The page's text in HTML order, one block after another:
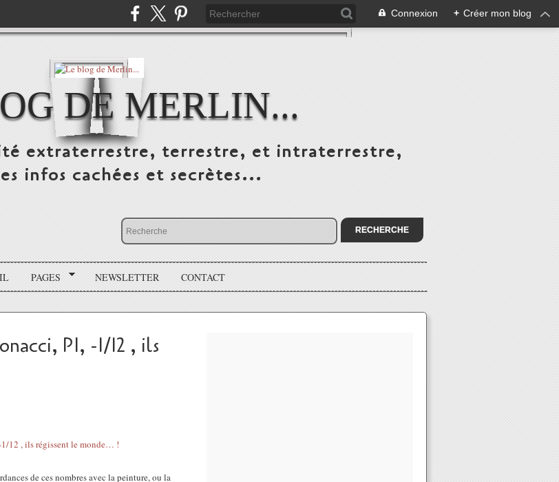
Connexion + Créer mon blog
DE MERLIN...
extraterrestre, terrestre, et intraterrestre,
infos cachées et secrètes...
PAGES NEWSLETTER CONTACT
PI, -1/12 , ils
de ces nombres avec la peinture, ou la